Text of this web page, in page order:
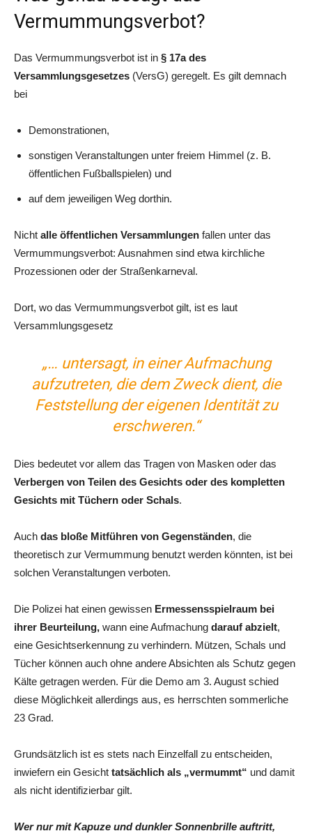
Vermummungsverbot?
Das Vermummungsverbot ist in § 17a des
Versammlungsgesetzes (VersG) geregelt. Es gilt demnach
bei
Demonstrationen,
sonstigen Veranstaltungen unter freiem Himmel (z. B.
öffentlichen Fußballspielen) und
auf dem jeweiligen Weg dorthin.
Nicht alle öffentlichen Versammlungen fallen unter das
Vermummungsverbot: Ausnahmen sind etwa kirchliche
Prozessionen oder der Straßenkarneval.
Dort, wo das Vermummungsverbot gilt, ist es laut
Versammlungsgesetz
„… untersagt, in einer Aufmachung
aufzutreten, die dem Zweck dient, die
Feststellung der eigenen Identität zu
erschweren.“
Dies bedeutet vor allem das Tragen von Masken oder das
Verbergen von Teilen des Gesichts oder des kompletten
Gesichts mit Tüchern oder Schals.
Auch das bloße Mitführen von Gegenständen, die
theoretisch zur Vermummung benutzt werden könnten, ist bei
solchen Veranstaltungen verboten.
Die Polizei hat einen gewissen Ermessensspielraum bei
ihrer Beurteilung, wann eine Aufmachung darauf abzielt,
eine Gesichtserkennung zu verhindern. Mützen, Schals und
Tücher können auch ohne andere Absichten als Schutz gegen
Kälte getragen werden. Für die Demo am 3. August schied
diese Möglichkeit allerdings aus, es herrschten sommerliche
23 Grad.
Grundsätzlich ist es stets nach Einzelfall zu entscheiden,
inwiefern ein Gesicht tatsächlich als „vermummt“ und damit
als nicht identifizierbar gilt.
Wer nur mit Kapuze und dunkler Sonnenbrille auftritt,